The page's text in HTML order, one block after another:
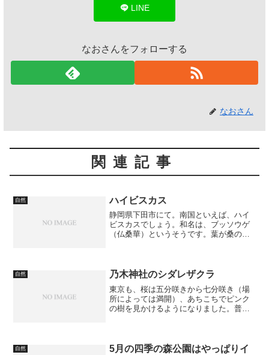
LINE
なおさんをフォローする
なおさん
関連記事
自然 ハイビスカス
静岡県下田市にて。南国といえば、ハイ
ビスカスでしょう。和名は、ブッソウゲ
（仏桑華）というそうです。葉が桑の葉
うですが、オレンジもなか...
自然 乃木神社のシダレザクラ
東京も、桜は五分咲きから七分咲き（場
所によっては満開）、あちこちでピンク
の樹を見かけるようになりました。普通
シダレザクラ。シダレザク...
自然
5月の四季の森公園はやっぱりイ